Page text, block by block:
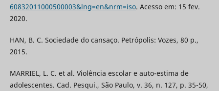
60832011000500003&lng=en&nrm=iso. Acesso em: 15 fev.
2020.
HAN, B. C. Sociedade do cansaço. Petrópolis: Vozes, 80 p.,
2015.
MARRIEL, L. C. et al. Violência escolar e auto-estima de
adolescentes. Cad. Pesqui., São Paulo, v. 36, n. 127, p. 35-50,